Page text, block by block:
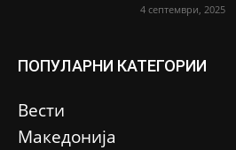
4 септември, 2025
ПОПУЛАРНИ КАТЕГОРИИ
Вести
Македонија